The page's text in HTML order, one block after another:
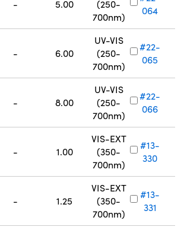
- 5.00
(250-
700nm)
064
- 6.00
UV-VIS
(250-
700nm)
#22-
065
- 8.00
UV-VIS
(250-
700nm)
#22-
066
- 1.00
VIS-EXT
(350-
700nm)
#13-
330
- 1.25
VIS-EXT
(350-
700nm)
#13-
331